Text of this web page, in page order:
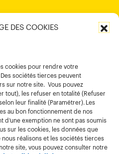
DES COOKIES
cookies pour rendre votre
sociétés tierces peuvent
sur notre site. Vous pouvez
tout), les refuser en totalité (Refuser
leur finalité (Paramétrer). Les
au bon fonctionnement de nos
exemption ne sont pas soumis
sur les cookies, les données que
réalisons et les sociétés tierces
site, vous pouvez consulter notre
légales
d’utilisation
de confidentialité
cookies
des cookies
égalité